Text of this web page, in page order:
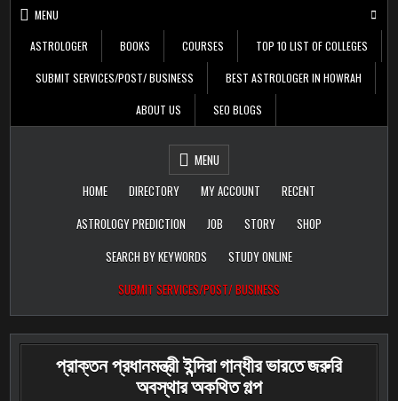
Skip
content
MENU
ASTROLOGER BOOKS COURSES TOP 10 LIST OF COLLEGES
SUBMIT SERVICES/POST/ BUSINESS BEST ASTROLOGER IN HOWRAH
ABOUT US SEO BLOGS
Free Listing Site for
Blogger
Daily Update
MENU
HOME
DIRECTORY MY ACCOUNT
RECENT
ASTROLOGY PREDICTION
JOB STORY
SHOP
SEARCH BY KEYWORDS
STUDY ONLINE
SUBMIT SERVICES/POST/ BUSINESS
প্রাক্তন প্রধানমন্ত্রী ইন্দিরা গান্ধীর ভারতে জরুরি
অবস্থার অকথিত গল্প